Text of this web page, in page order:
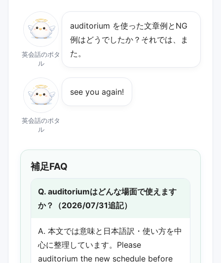
英会話のポタ
ル
auditorium を使った文章例とNG
例はどうでしたか？それでは、ま
た。
英会話のポタ
ル
see you again!
補足FAQ
Q. auditoriumはどんな場面で使えます
か？（2026/07/31追記）
A. 本文では意味と日本語訳・使い方を中
心に整理しています。Please
auditorium the new schedule before